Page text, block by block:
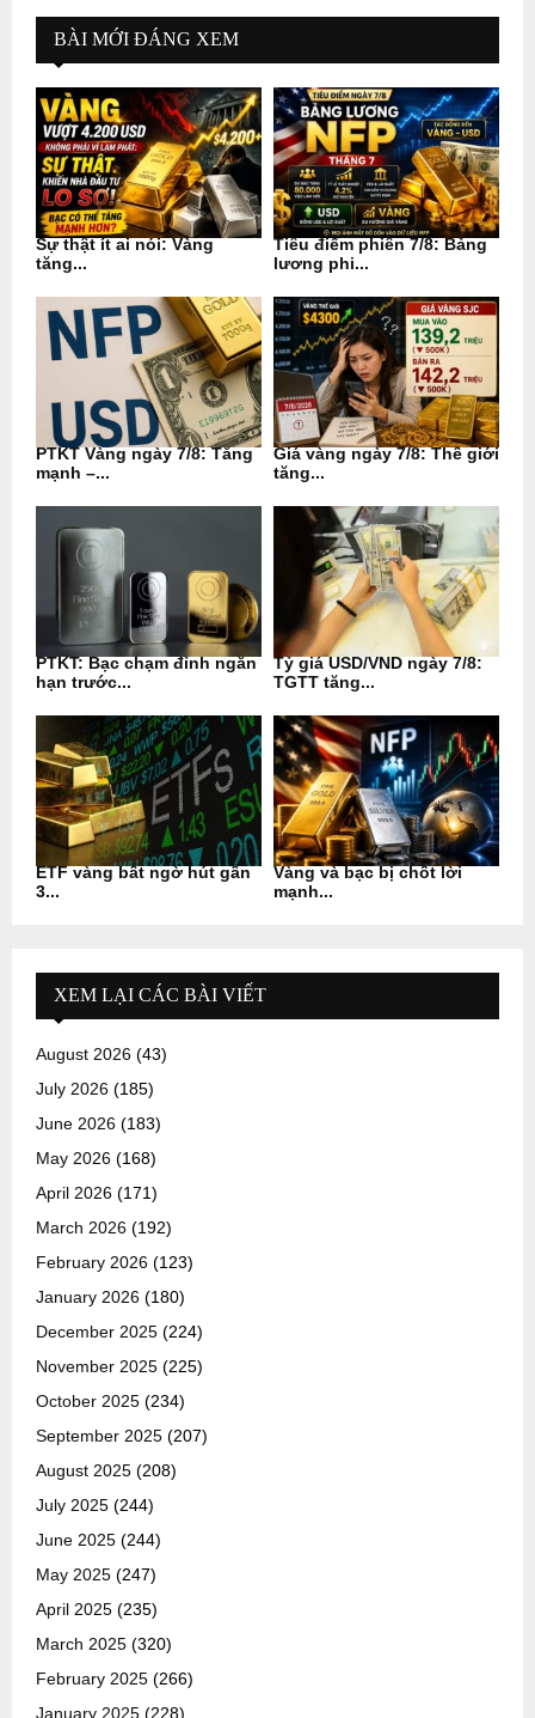
BÀI MỚI ĐÁNG XEM
Sự thật ít ai nói: Vàng
tăng...
Tiêu điểm phiên 7/8: Bảng
lương phi...
PTKT Vàng ngày 7/8: Tăng
mạnh –...
Giá vàng ngày 7/8: Thế giới
tăng...
PTKT: Bạc chạm đỉnh ngắn
hạn trước...
Tỷ giá USD/VND ngày 7/8:
TGTT tăng...
ETF vàng bất ngờ hút gần
3...
Vàng và bạc bị chốt lời
mạnh...
XEM LẠI CÁC BÀI VIẾT
August 2026 (43)
July 2026 (185)
June 2026 (183)
May 2026 (168)
April 2026 (171)
March 2026 (192)
February 2026 (123)
January 2026 (180)
December 2025 (224)
November 2025 (225)
October 2025 (234)
September 2025 (207)
August 2025 (208)
July 2025 (244)
June 2025 (244)
May 2025 (247)
April 2025 (235)
March 2025 (320)
February 2025 (266)
January 2025 (228)